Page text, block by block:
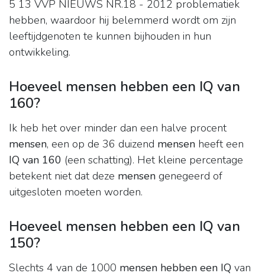
5 13 VVP NIEUWS NR.18 - 2012 problematiek
hebben, waardoor hij belemmerd wordt om zijn
leeftijdgenoten te kunnen bijhouden in hun
ontwikkeling.
Hoeveel mensen hebben een IQ van
160?
Ik heb het over minder dan een halve procent
mensen, een op de 36 duizend mensen heeft een
IQ van 160 (een schatting). Het kleine percentage
betekent niet dat deze mensen genegeerd of
uitgesloten moeten worden.
Hoeveel mensen hebben een IQ van
150?
Slechts 4 van de 1000 mensen hebben een IQ van